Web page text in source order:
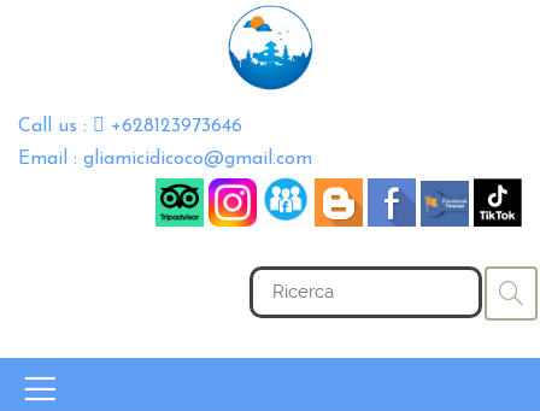
Call us :
+628123973646
Email : gliamicidicoco@gmail.com